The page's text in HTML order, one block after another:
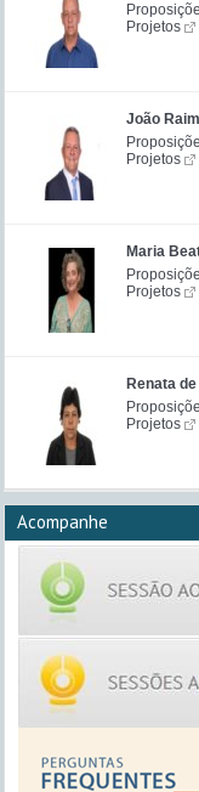
Projetos
João
Projetos
Maria
Projetos
Renata
Projetos
Acompanhe